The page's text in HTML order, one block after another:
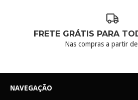
FRETE GRÁTIS PARA
Nas compras a partir
NAVEGAÇÃO